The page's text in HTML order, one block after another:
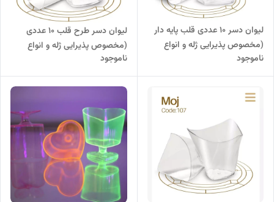
لیوان دسر 10 عددی قلب پایه دار
(مخصوص پذیرایی ژله و انواع
دسر)
ناموجود
لیوان دسر طرح قلب ۱۰‌ عددی
(مخصوص پذیرایی ژله و انواع
دسر)
ناموجود